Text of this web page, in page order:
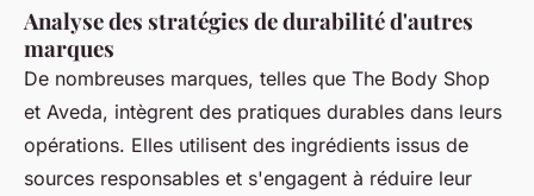
Analyse des stratégies de durabilité d'autres
marques
De nombreuses marques, telles que The Body Shop
et Aveda, intègrent des pratiques durables dans leurs
opérations. Elles utilisent des ingrédients issus de
sources responsables et s'engagent à réduire leur